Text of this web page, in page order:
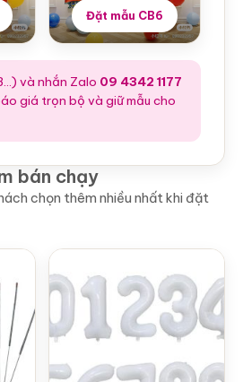
Đặt mẫu CB6
và nhắn Zalo 09 4342 1177
giá trọn bộ và giữ mẫu cho
bán chạy
chọn thêm nhiều nhất khi đặt